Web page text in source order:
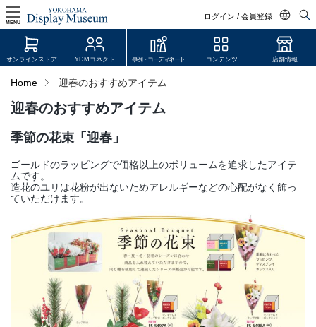
ログイン / 会員登録
日本語
MENU
ログイン・会員登録
オンラインストア
YDM Connect
会員登録・取引申請
JDCA(ディスプレイスクール)
オンラインストア YDMコネクト 事例・コーディネート コンテンツ 店舗情報
Home 迎春のおすすめアイテム
迎春のおすすめアイテム
季節の花束「迎春」
ゴールドのラッピングで価格以上のボリュームを追求したアイテ
ムです。
造花のユリは花粉が出ないためアレルギーなどの心配がなく飾っ
ていただけます。